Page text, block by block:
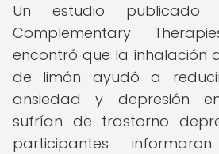
Un estudio
Complementary
encontró que la inhalación
de limón ayudó a
ansiedad y depresión
sufrían de trastorno
participantes